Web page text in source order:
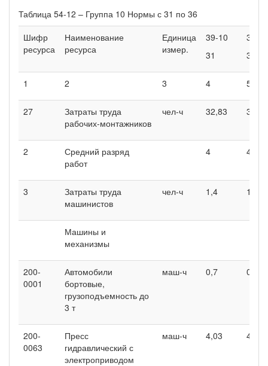
Таблица 54-12 – Группа 10 Нормы с 31 по 36
Шифр
ресурса
Наименование
ресурса
Единица
измер.
39-10
31
39-10
32
1 2 3 4 5
27
Затраты труда
рабочих-монтажников
чел-ч 32,83 31,83
2
Средний разряд
работ
4 4
3
Затраты труда
машинистов
чел-ч 1,4 1,4
Машины и
механизмы
200-
0001
Автомобили
бортовые,
грузоподъемность до
3 т
маш-ч 0,7 0,7
200-
0063
Пресс
гидравлический с
электроприводом
маш-ч 4,03 4,03